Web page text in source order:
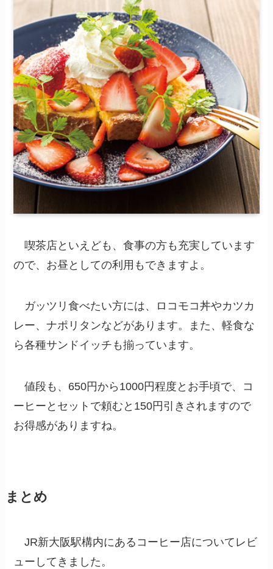
喫茶店といえども、食事の方も充実しています
ので、お昼としての利用もできますよ。
ガッツリ食べたい方には、ロコモコ丼やカツカ
レー、ナポリタンなどがあります。また、軽食な
ら各種サンドイッチも揃っています。
値段も、650円から1000円程度とお手頃で、コ
ーヒーとセットで頼むと150円引きされますので
お得感がありますね。
まとめ
JR新大阪駅構内にあるコーヒー店についてレビ
ューしてきました。